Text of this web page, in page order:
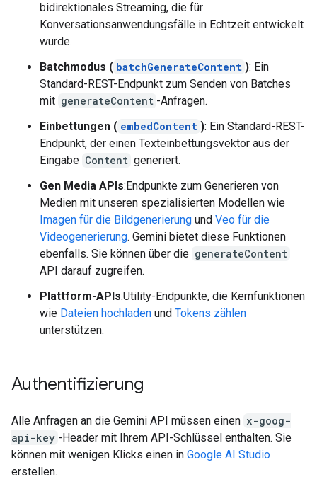
bidirektionales Streaming, die für
Konversationsanwendungsfälle in Echtzeit entwickelt
wurde.
Batchmodus ( batchGenerateContent ): Ein
Standard-REST-Endpunkt zum Senden von Batches
mit generateContent -Anfragen.
Einbettungen ( embedContent ): Ein Standard-REST-
Endpunkt, der einen Texteinbettungsvektor aus der
Eingabe Content generiert.
Gen Media APIs:Endpunkte zum Generieren von
Medien mit unseren spezialisierten Modellen wie
Imagen für die Bildgenerierung und Veo für die
Videogenerierung. Gemini bietet diese Funktionen
ebenfalls. Sie können über die generateContent
API darauf zugreifen.
Plattform-APIs:Utility-Endpunkte, die Kernfunktionen
wie Dateien hochladen und Tokens zählen
unterstützen.
Authentifizierung
Alle Anfragen an die Gemini API müssen einen x-goog-
api-key -Header mit Ihrem API-Schlüssel enthalten. Sie
können mit wenigen Klicks einen in Google AI Studio
erstellen.